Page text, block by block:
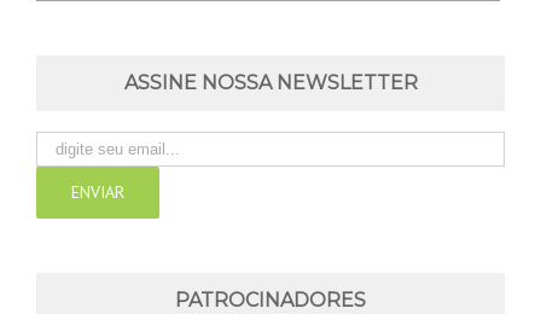
ASSINE NOSSA NEWSLETTER
PATROCINADORES